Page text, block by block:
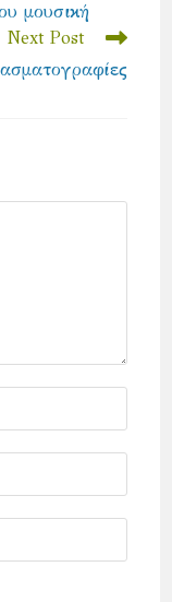
μουσική
Next Post